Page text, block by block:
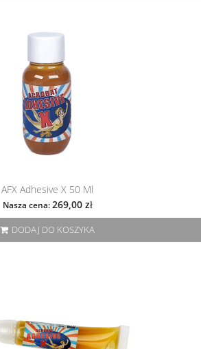
AFX Adhesive X 50 Ml
Nasza cena: 269,00 zł
DODAJ DO KOSZYKA